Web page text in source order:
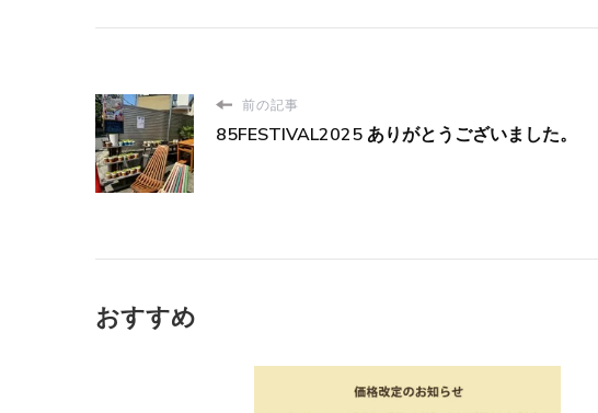
前の記事
85FESTIVAL2025 ありがとうございました。
おすすめ